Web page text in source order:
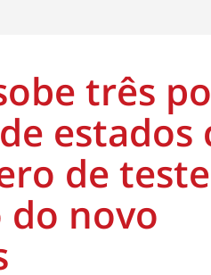
três
estados
de
novo